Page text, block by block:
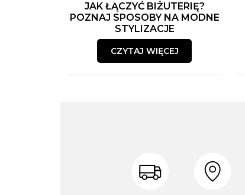
JAK ŁĄCZYĆ BIŻUTERIĘ?
POZNAJ SPOSOBY NA MODNE
STYLIZACJE
CZYTAJ WIĘCEJ